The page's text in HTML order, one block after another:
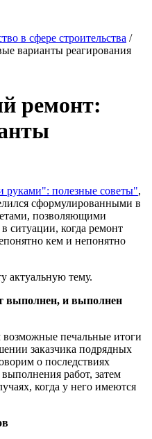
в сфере строительства /
варианты реагирования
ремонт:
полезные советы",
сформулированными в
позволяющими
ситуации, когда ремонт
кем и непонятно
актуальную тему.
выполнен, и выполнен
возможные печальные итоги
заказчика подрядных
о последствиях
работ, затем
когда у него имеются